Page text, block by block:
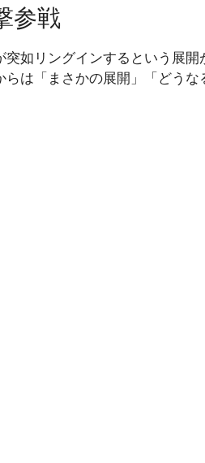
参戦
如リングインするという展開
は「まさかの展開」「どうな